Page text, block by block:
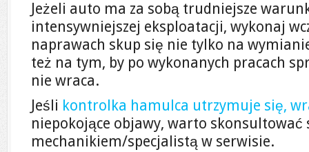
Jeżeli auto ma za sobą trudniejsze
intensywniejszej eksploatacji, wykonaj
naprawach skup się nie tylko na
też na tym, by po wykonanych pracach
nie wraca.
Jeśli kontrolka hamulca utrzymuje się,
niepokojące objawy, warto skonsultować
mechanikiem/specjalistą w serwisie.